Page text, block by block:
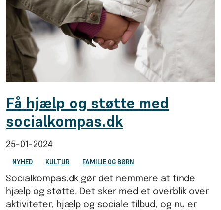
Få hjælp og støtte med
socialkompas.dk
25-01-2024
NYHED KULTUR FAMILIE OG BØRN
Socialkompas.dk gør det nemmere at finde
hjælp og støtte. Det sker med et overblik over
aktiviteter, hjælp og sociale tilbud, og nu er